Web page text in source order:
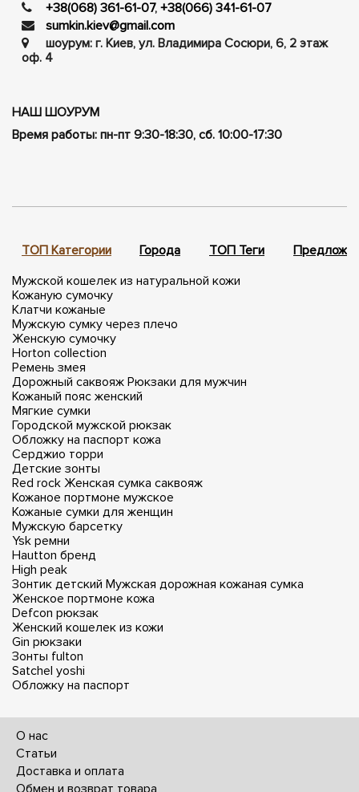
+38(068) 361-61-07, +38(066) 341-61-07
sumkin.kiev@gmail.com
шоурум: г. Киев, ул. Владимира Сосюри, ​​6, 2 этаж
оф. 4
НАШ ШОУРУМ
Время работы: пн-пт 9:30-18:30, сб. 10:00-17:30
ТОП Категории Города ТОП Теги
Мужской кошелек из натуральной кожи
Кожаную сумочку
Клатчи кожаные
Мужскую сумку через плечо
Женскую сумочку
Horton collection
Ремень змея
Дорожный саквояж Рюкзаки для мужчин
Кожаный пояс женский
Мягкие сумки
Городской мужской рюкзак
Обложку на паспорт кожа
Серджио торри
Детские зонты
Red rock Женская сумка саквояж
Кожаное портмоне мужское
Кожаные сумки для женщин
Мужскую барсетку
Ysk ремни
Hautton бренд
High peak
Зонтик детский Мужская дорожная кожаная сумка
Женское портмоне кожа
Defcon рюкзак
Женский кошелек из кожи
Gin рюкзаки
Зонты fulton
Satchel yoshi
Обложку на паспорт
О нас
Статьи
Доставка и оплата
Обмен и возврат товара